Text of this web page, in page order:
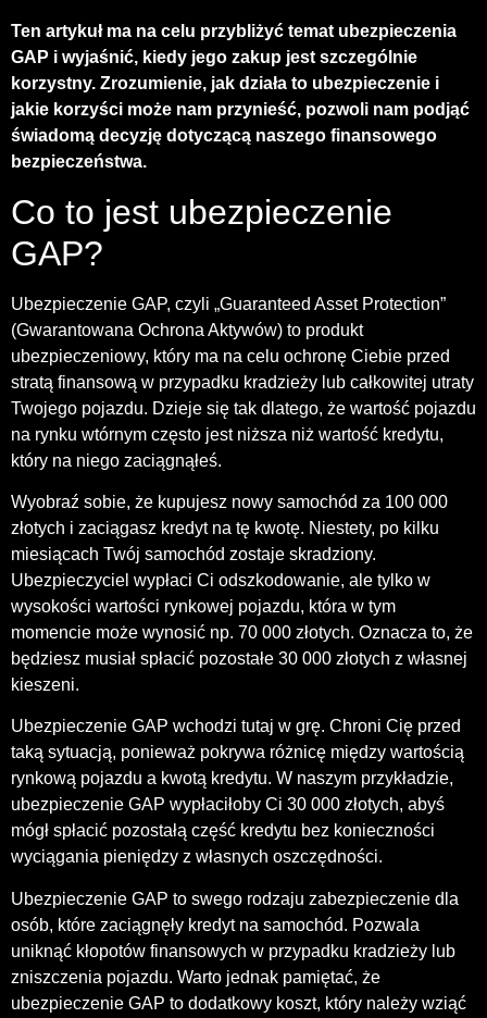
Ten artykuł ma na celu przybliżyć temat ubezpieczenia
GAP i wyjaśnić, kiedy jego zakup jest szczególnie
korzystny. Zrozumienie, jak działa to ubezpieczenie i
jakie korzyści może nam przynieść, pozwoli nam podjąć
świadomą decyzję dotyczącą naszego finansowego
bezpieczeństwa.
Co to jest ubezpieczenie
GAP?
Ubezpieczenie GAP, czyli „Guaranteed Asset Protection”
(Gwarantowana Ochrona Aktywów) to produkt
ubezpieczeniowy, który ma na celu ochronę Ciebie przed
stratą finansową w przypadku kradzieży lub całkowitej utraty
Twojego pojazdu. Dzieje się tak dlatego, że wartość pojazdu
na rynku wtórnym często jest niższa niż wartość kredytu,
który na niego zaciągnąłeś.
Wyobraź sobie, że kupujesz nowy samochód za 100 000
złotych i zaciągasz kredyt na tę kwotę. Niestety, po kilku
miesiącach Twój samochód zostaje skradziony.
Ubezpieczyciel wypłaci Ci odszkodowanie, ale tylko w
wysokości wartości rynkowej pojazdu, która w tym
momencie może wynosić np. 70 000 złotych. Oznacza to, że
będziesz musiał spłacić pozostałe 30 000 złotych z własnej
kieszeni.
Ubezpieczenie GAP wchodzi tutaj w grę. Chroni Cię przed
taką sytuacją, ponieważ pokrywa różnicę między wartością
rynkową pojazdu a kwotą kredytu. W naszym przykładzie,
ubezpieczenie GAP wypłaciłoby Ci 30 000 złotych, abyś
mógł spłacić pozostałą część kredytu bez konieczności
wyciągania pieniędzy z własnych oszczędności.
Ubezpieczenie GAP to swego rodzaju zabezpieczenie dla
osób, które zaciągnęły kredyt na samochód. Pozwala
uniknąć kłopotów finansowych w przypadku kradzieży lub
zniszczenia pojazdu. Warto jednak pamiętać, że
ubezpieczenie GAP to dodatkowy koszt, który należy wziąć